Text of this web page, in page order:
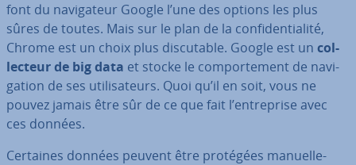
font du na­vi­ga­teur Google l’une des options les plus
sûres de toutes. Mais sur le plan de la con­fi­den­tia­lité,
Chrome est un choix plus dis­cu­table. Google est un col­
lec­teur de big data et stocke le com­por­te­ment de na­vi­
ga­tion de ses uti­li­sa­teurs. Quoi qu’il en soit, vous ne
pouvez jamais être sûr de ce que fait l’en­tre­prise avec
ces données.
Certaines données peuvent être protégées ma­nuel­le­